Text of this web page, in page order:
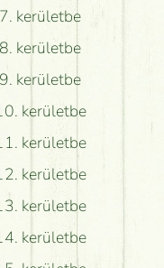
kerületbe
kerületbe
kerületbe
kerületbe
kerületbe
kerületbe
kerületbe
kerületbe